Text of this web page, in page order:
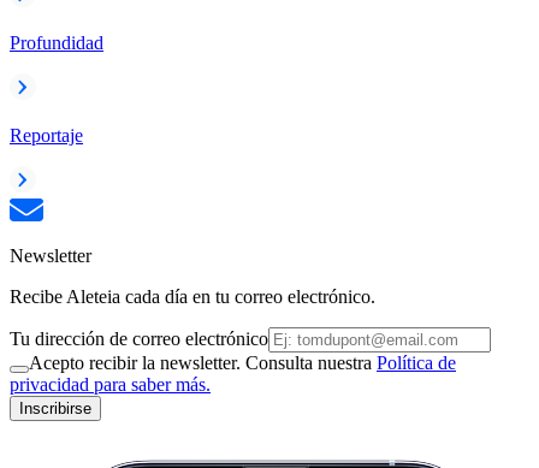
Profundidad
Reportaje
Newsletter
Recibe Aleteia cada día en tu correo electrónico.
Tu dirección de correo electrónico
Acepto recibir la newsletter. Consulta nuestra Política de
privacidad para saber más.
Inscribirse